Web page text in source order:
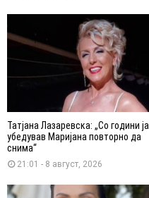
Татјана Лазаревска: „Со години ја
убедував Маријана повторно да
снима“
21:01 - 8 август, 2026